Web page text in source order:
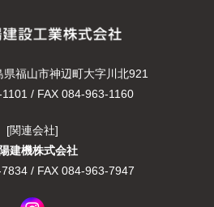
福山市神辺町大字川北921
/ FAX 084-963-1160
[関連会社]
建機株式会社
/ FAX 084-963-7947